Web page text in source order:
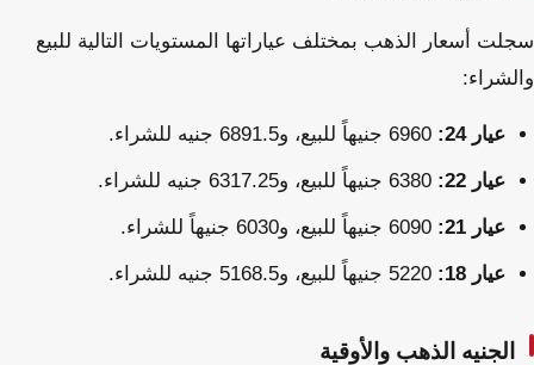
سجلت أسعار الذهب بمختلف عياراتها المستويات التالية للبيع
والشراء:
عيار 24:
عيار 22:
عيار 21:
عيار 18:
الجنيه الذهب والأوقية